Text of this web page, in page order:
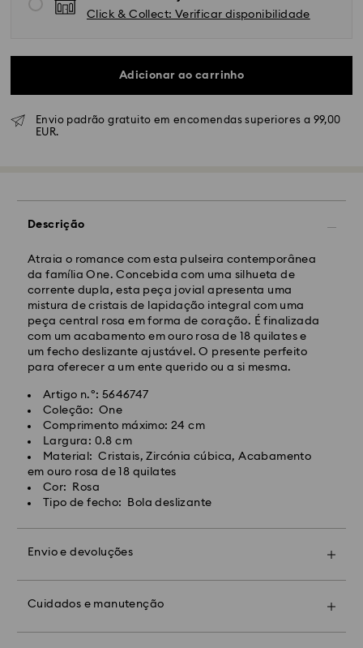
Click & Collect: Verificar disponibilidade
Adicionar ao carrinho
Envio padrão gratuito em encomendas superiores a 99,00
EUR.
Descrição
Atraia o romance com esta pulseira contemporânea
da família One. Concebida com uma silhueta de
corrente dupla, esta peça jovial apresenta uma
mistura de cristais de lapidação integral com uma
peça central rosa em forma de coração. É finalizada
com um acabamento em ouro rosa de 18 quilates e
um fecho deslizante ajustável. O presente perfeito
para oferecer a um ente querido ou a si mesma.
Artigo n.º: 5646747
Coleção: One
Comprimento máximo: 24 cm
Largura: 0.8 cm
Material: Cristais, Zircónia cúbica, Acabamento
em ouro rosa de 18 quilates
Cor: Rosa
Tipo de fecho: Bola deslizante
Envio e devoluções
Envio Normal - GLS ou FedEx
Prazo de envio normal: 4-5 dias úteis após
Açores)
Custo de envio normal: EUR 6,50
Envio normal gratuito para encomendas superiores a:
EUR 99
Envio Expresso - FedEx
As encomendas realizadas de segunda a sexta-feira
até às 14:30 CET serão processadas e enviadas no
dia útil seguinte.
Prazo de envio expresso: 1 a 2 dias úteis após
processamento e envio.
Custo de envio expresso: EUR 19
Infelizmente, a Swarovski não pode efetuar entregas
Para produtos Crystal Myriad, Licensed-in e Creators
Lab, observe que pode levar até 2 semanas antes
e-mail.
Cuidados e manutenção
adicionando um embrulho premium com a marca e
um laço colorido. Também pode incluir uma
agendar uma marcação e descubra o excecional